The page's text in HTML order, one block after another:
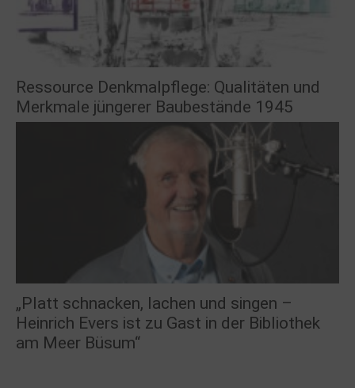
Ressource Denkmalpflege: Qualitäten und
Merkmale jüngerer Baubestände 1945
„Platt schnacken, lachen und singen –
Heinrich Evers ist zu Gast in der Bibliothek
am Meer Büsum“